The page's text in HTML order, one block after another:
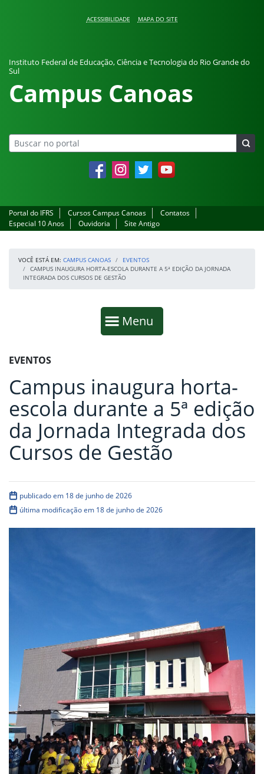
ACESSIBILIDADE MAPA DO SITE
Instituto Federal de Educação, Ciência e Tecnologia do Rio Grande do
Sul
Campus Canoas
FacebookInstagramTwitter YouTube
Portal do IFRS Cursos Campus Canoas
Contatos
Especial 10 Anos
Ouvidoria Site Antigo
VOCÊ ESTÁ EM: CAMPUS CANOAS
EVENTOS
CAMPUS INAUGURA HORTA-ESCOLA DURANTE A 5ª EDIÇÃO DA JORNADA
INTEGRADA DOS CURSOS DE GESTÃO
Mostrar
Menu
Fim da navegação
Início do conteúdo
EVENTOS
Campus inaugura horta-
escola durante a 5ª edição
da Jornada Integrada dos
Cursos de Gestão
publicado em 18 de junho de 2026
última modificação em 18 de junho de 2026